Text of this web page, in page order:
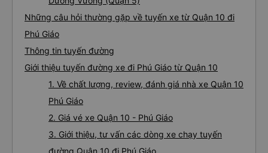
Những câu hỏi thường gặp về tuyến xe từ Quận 10 đi
Phú Giáo
Thông tin tuyến đường
Giới thiệu tuyến đường xe đi Phú Giáo từ Quận 10
1. Về chất lượng, review, đánh giá nhà xe Quận 10
Phú Giáo
2. Giá vé xe Quận 10 - Phú Giáo
3. Giới thiệu, tư vấn các dòng xe chạy tuyến
đường Quận 10 đi Phú Giáo